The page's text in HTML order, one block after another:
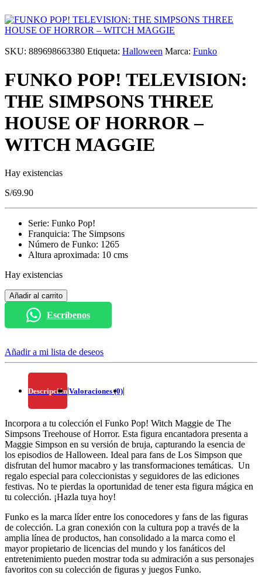
SKU: 889698663380 Etiqueta: Halloween Marca: Funko
FUNKO POP! TELEVISION:
THE SIMPSONS THREE
HOUSE OF HORROR –
WITCH MAGGIE
Hay existencias
S/69.90
Serie: Funko Pop!
Franquicia: The Simpsons
Número de Funko: 1265
Altura aproximada: 10 cms
Hay existencias
Añadir al carrito
Escríbenos
Añadir a mi lista de deseos
Descripción|Valoraciones (0)|
Incorpora a tu colección el Funko Pop! Witch Maggie de The
Simpsons Treehouse of Horror. Esta figura encantadora presenta a
Maggie Simpson en su versión de bruja, capturando la esencia de
los episodios de Halloween. Ideal para fans de Los Simpson que
disfrutan del humor macabro y las transformaciones temáticas. Un
regalo especial para coleccionistas y seguidores de las ediciones
festivas. No te pierdas la oportunidad de tener esta figura mágica en
tu colección. ¡Hazla tuya hoy!
Funko es la marca líder entre los conocedores y fans de las figuras
de colección. La gran conexión con la cultura pop a través de la
amplia línea de productos, han consolidado a la marca como el
mayor propietario de licencias del mundo y los fanáticos del
entretenimiento pueden mostrar toda su admiración a sus personajes
favoritos con su colección de figuras y juegos Funko.